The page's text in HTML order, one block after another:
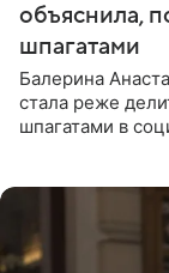
объяснила,
шпагатами
Балерина
стала реже
шпагатами в